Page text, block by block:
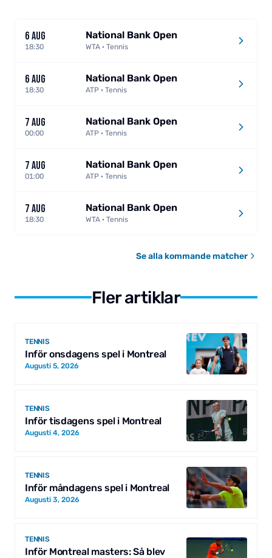
6 AUG
18:30
National Bank Open
WTA · Tennis
6 AUG
18:30
National Bank Open
ATP · Tennis
7 AUG
00:00
National Bank Open
ATP · Tennis
7 AUG
01:00
National Bank Open
ATP · Tennis
7 AUG
18:30
National Bank Open
WTA · Tennis
Se alla kommande matcher
Fler artiklar
TENNIS
Inför onsdagens spel i Montreal
Augusti 5, 2026
TENNIS
Inför tisdagens spel i Montreal
Augusti 4, 2026
TENNIS
Inför måndagens spel i Montreal
Augusti 3, 2026
TENNIS
Inför Montreal masters: Så blev